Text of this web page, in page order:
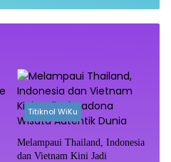
Titiknol WiKu
Melampaui Thailand, Indonesia
dan Vietnam Kini Jadi